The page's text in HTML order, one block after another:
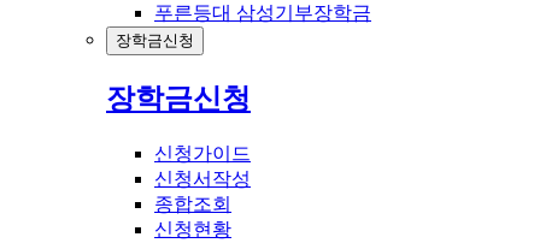
푸른등대 삼성기부장학금
장학금신청
장학금신청
신청가이드
신청서작성
종합조회
신청현황